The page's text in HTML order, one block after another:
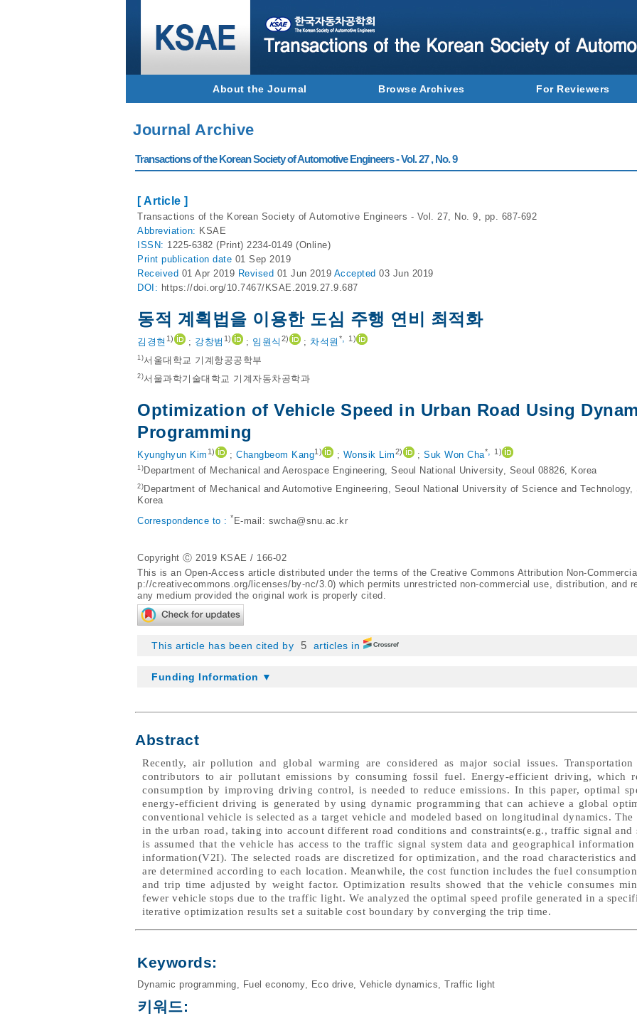
About the Journal Browse Archives For Reviewers
Journal Archive
Transactions of the Korean Society of Automotive Engineers - Vol. 27 , No. 9
[ Article ]
Transactions of the Korean Society of Automotive Engineers - Vol. 27, No. 9, pp. 687-692
Abbreviation: KSAE
ISSN: 1225-6382 (Print) 2234-0149 (Online)
Print publication date 01 Sep 2019
Received 01 Apr 2019 Revised 01 Jun 2019 Accepted 03 Jun 2019
DOI: https://doi.org/10.7467/KSAE.2019.27.9.687
동적 계획법을 이용한 도심 주행 연비 최적화
김경현 1) ; 강창범 1) ; 임원식 2) ; 차석원 *, 1)
1)서울대학교 기계항공공학부
2)서울과학기술대학교 기계자동차공학과
Optimization of Vehicle Speed in Urban Road Using
Programming
Kyunghyun Kim 1) ; Changbeom Kang1) ; Wonsik Lim2) ; Suk Won Cha*, 1)
1) Department of Mechanical and Aerospace Engineering, Seoul National University, Seoul 08826, Korea
2) Department of Mechanical and Automotive Engineering, Seoul National University of Science and Technology,
Korea
Correspondence to : * E-mail: swcha@snu.ac.kr
Copyright Ⓒ 2019 KSAE / 166-02
This is an Open-Access article distributed under the terms of the Creative Commons Attribution Non-
p://creativecommons.org/licenses/by-nc/3.0) which permits unrestricted non-commercial use, distribution, and
any medium provided the original work is properly cited.
This article has been cited by 5 articles in
Funding Information ▼
Abstract
Recently, air pollution and global warming are considered as major social issues.
contributors to air pollutant emissions by consuming fossil fuel. Energy-efficient driving, which
consumption by improving driving control, is needed to reduce emissions. In this paper, optimal
energy-efficient driving is generated by using dynamic programming that can achieve a global
conventional vehicle is selected as a target vehicle and modeled based on longitudinal dynamics.
in the urban road, taking into account different road conditions and constraints(e.g., traffic signal
is assumed that the vehicle has access to the traffic signal system data and geographical
information(V2I). The selected roads are discretized for optimization, and the road characteristics
are determined according to each location. Meanwhile, the cost function includes the fuel
and trip time adjusted by weight factor. Optimization results showed that the vehicle consumes
fewer vehicle stops due to the traffic light. We analyzed the optimal speed profile generated in a
iterative optimization results set a suitable cost boundary by converging the trip time.
Keywords:
Dynamic programming, Fuel economy, Eco drive, Vehicle dynamics, Traffic light
키워드: